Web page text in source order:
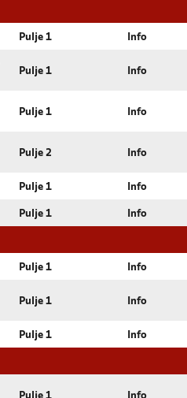
Pulje 1 Info
Pulje 1 Info
Pulje 1 Info
Pulje 2 Info
Pulje 1 Info
Pulje 1 Info
Pulje 1 Info
Pulje 1 Info
Pulje 1 Info